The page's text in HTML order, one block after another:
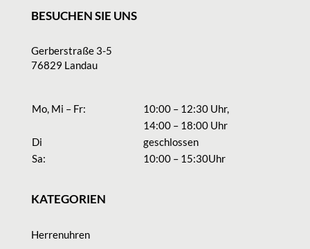
BESUCHEN SIE UNS
Gerberstraße 3-5
76829 Landau
Mo, Mi – Fr:
10:00 – 12:30 Uhr,
14:00 – 18:00 Uhr
Di
geschlossen
Sa:
10:00 – 15:30Uhr
KATEGORIEN
Herrenuhren